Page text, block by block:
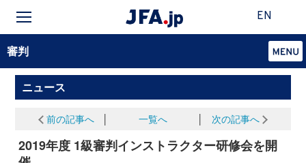
EN
審判
ニュース
前の記事へ 一覧へ 次の記事へ
2019年度 1級審判インストラクター研修会を開